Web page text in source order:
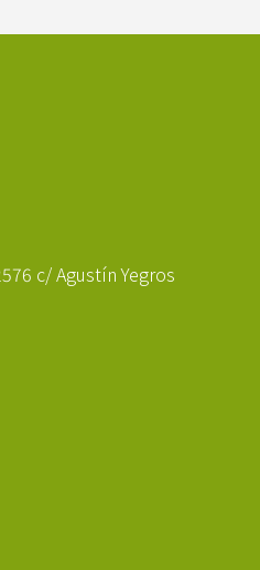
c/ Agustín Yegros